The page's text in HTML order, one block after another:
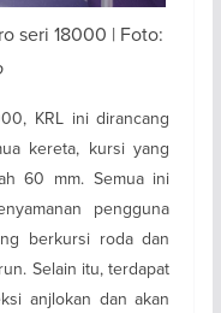
seri 18000 | Foto:
KRL ini dirancang
kereta, kursi yang
60 mm. Semua ini
pengguna
berkursi roda dan
Selain itu, terdapat
anjlokan dan akan